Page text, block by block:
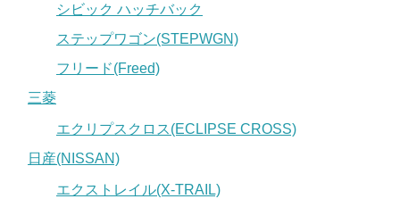
シビック ハッチバック
ステップワゴン(STEPWGN)
フリード(Freed)
三菱
エクリプスクロス(ECLIPSE CROSS)
日産(NISSAN)
エクストレイル(X-TRAIL)